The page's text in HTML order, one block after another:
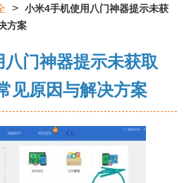
> 小米4手机使用八门神器提示未获
方案
门神器提示未获取
见原因与解决方案